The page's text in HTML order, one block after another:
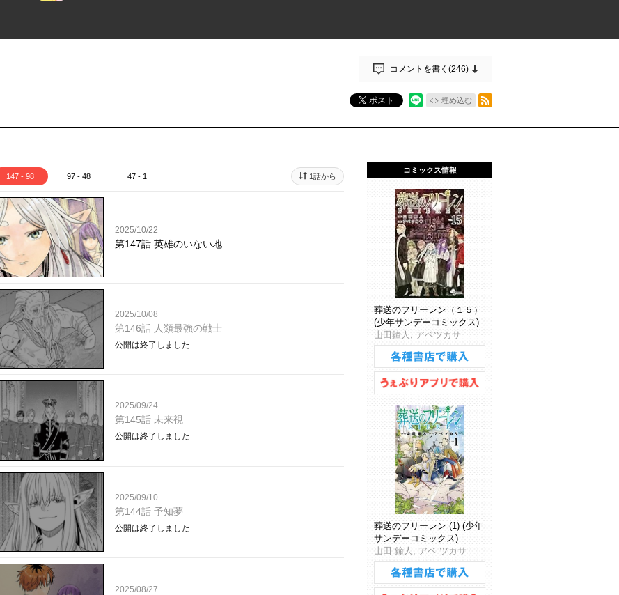
コメントを書く(246)
ポスト 埋め込む
147 - 98 97 - 48 47 - 1 1話から
2025/10/22
第147話 英雄のいない地
2025/10/08
第146話 人類最強の戦士
公開は終了しました
2025/09/24
第145話 未来視
公開は終了しました
2025/09/10
第144話 予知夢
公開は終了しました
2025/08/27
コミックス情報
葬送のフリーレン（１５）
(少年サンデーコミックス)
山田鐘人, アベツカサ
葬送のフリーレン (1) (少年
サンデーコミックス)
山田 鐘人, アベ ツカサ